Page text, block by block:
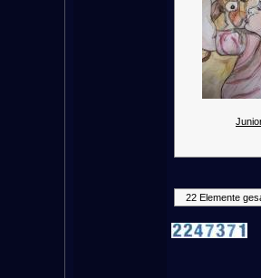
22 Elemente